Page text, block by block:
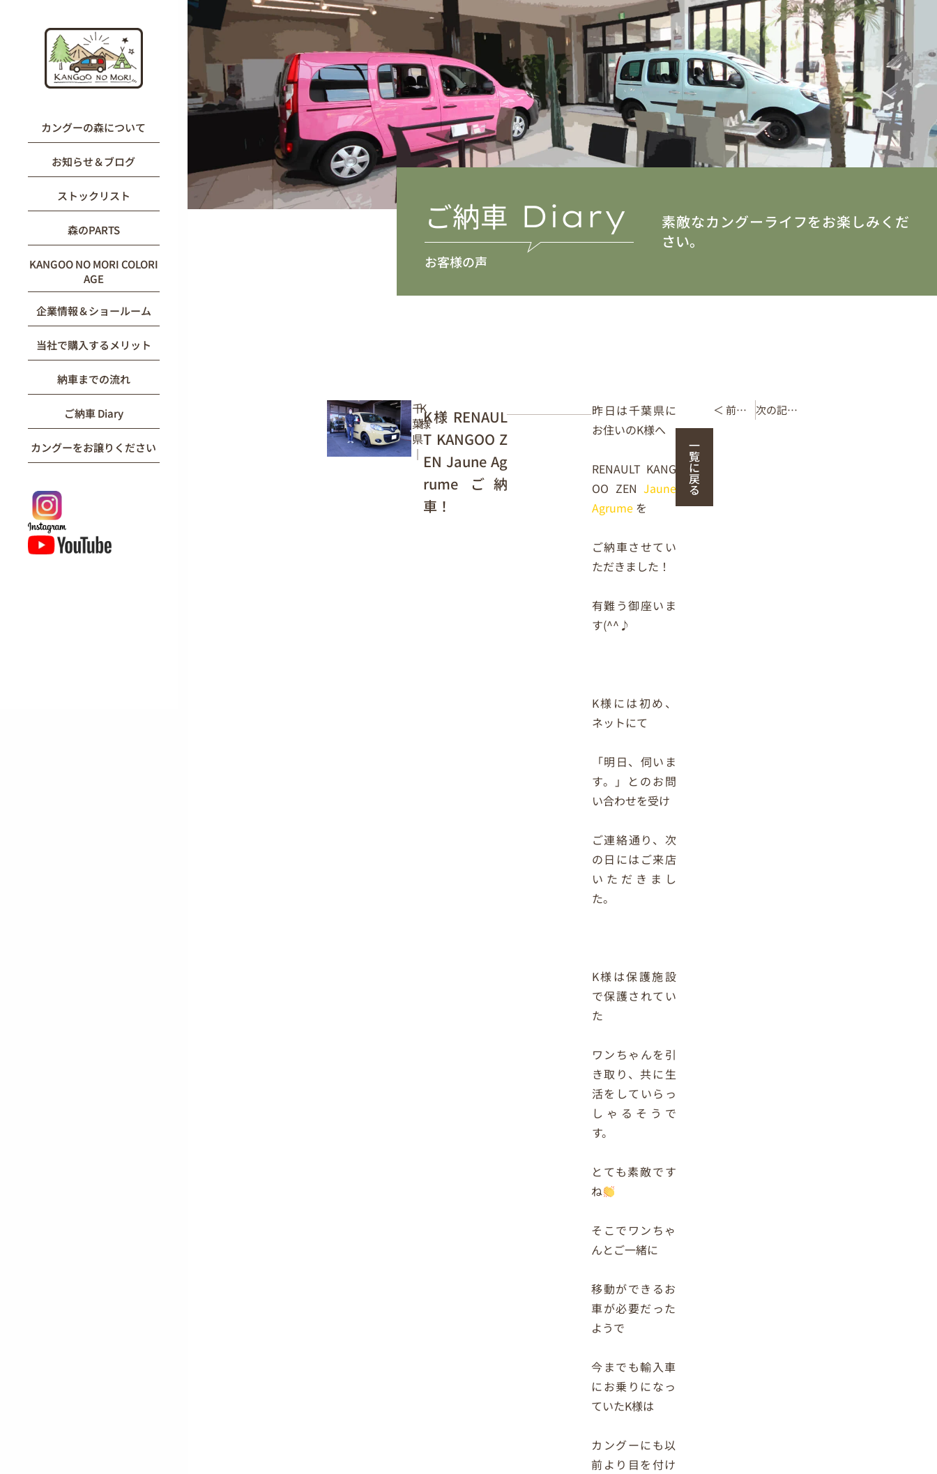
カングーの森について
お知らせ＆ブログ
ストックリスト
森のPARTS
KANGOO NO MORI COLORI
AGE
企業情報＆ショールーム
当社で購入するメリット
納車までの流れ
ご納車 Diary
カングーをお譲りください
ご納車 Diary
お客様の声
素敵なカングーライフをお楽しみくだ
さい。
千
葉
県
｜
K
様
K様 RENAUL
T KANGOO Z
EN Jaune Ag
rume ご納
車！
昨日は千葉県に
お住いのK様へ
RENAULT KANG
OO ZENJaune
Agrume を
ご納車させてい
ただきました！
有難う御座いま
す(^^♪
K様には初め、
ネットにて
「明日、伺いま
す。」とのお問
い合わせを受け
ご連絡通り、次
の日にはご来店
いただきまし
た。
K様は保護施設
で保護されてい
た
ワンちゃんを引
き取り、共に生
活をしていらっ
しゃるそうで
す。
とても素敵です
ね
そこでワンちゃ
んとご一緒に
移動ができるお
車が必要だった
ようで
今までも輸入車
にお乗りになっ
ていたK様は
カングーにも以
前より目を付け
一
覧
に
戻
る
＜ 前の記事 次の記事 ＞